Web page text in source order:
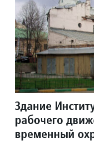
Здание
рабочего
временный